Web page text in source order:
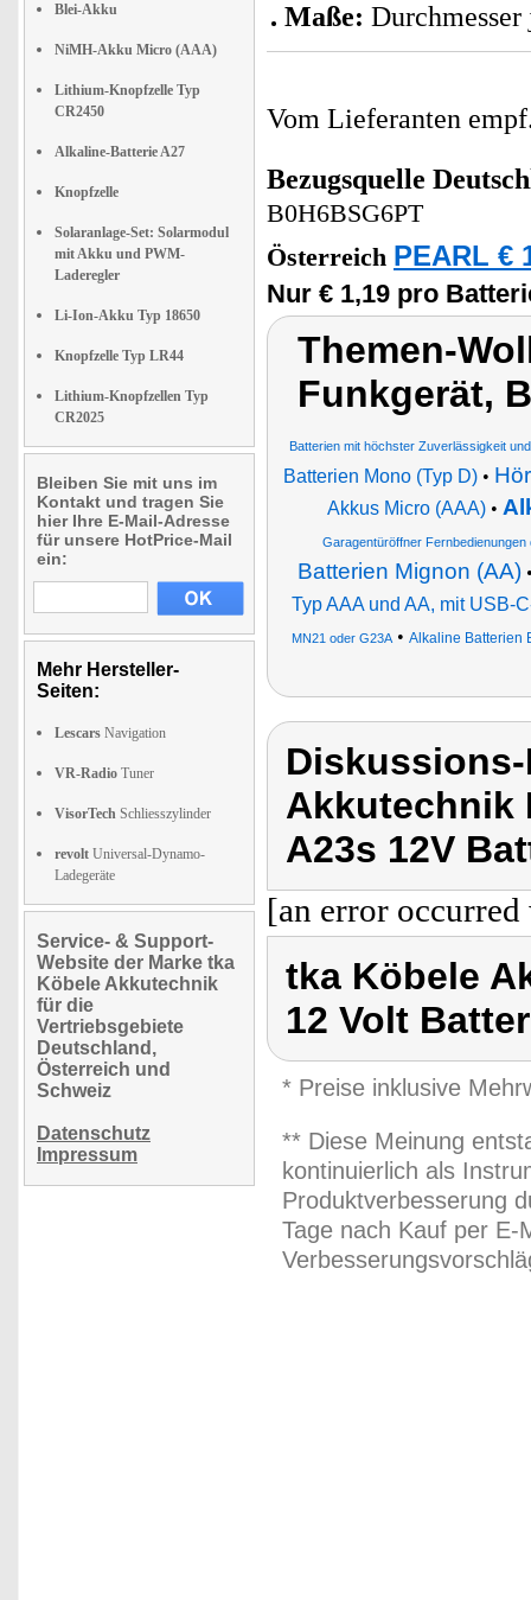
Blei-Akku
NiMH-Akku Micro (AAA)
Lithium-Knopfzelle Typ
CR2450
Alkaline-Batterie A27
Knopfzelle
Solaranlage-Set: Solarmodul
mit Akku und PWM-
Laderegler
Li-Ion-Akku Typ 18650
Knopfzelle Typ LR44
Lithium-Knopfzellen Typ
CR2025
Bleiben Sie mit uns im
Kontakt und tragen Sie
hier Ihre E-Mail-Adresse
für unsere HotPrice-Mail
ein:
Mehr Hersteller-
Seiten:
Lescars Navigation
VR-Radio Tuner
VisorTech Schliesszylinder
revolt Universal-Dynamo-
Ladegeräte
Service- & Support-
Website der Marke tka
Köbele Akkutechnik
für die
Vertriebsgebiete
Deutschland,
Österreich und
Schweiz
Datenschutz
Impressum
Maße:
Vom Lieferanten
Bezugsquelle
B0H6BSG6PT
Österreich PEARL €
Nur € 1,19 pro
Themen-
Funkgerät,
Batterien mit höchster Zuverlässigkeit
Batterien Mono (Typ D)•
Akkus Micro (AAA)•
Garagentüröffner Fernbedienungen
Batterien Mignon (AA)
Typ AAA und AA, mit USB-
MN21 oder G23A • Alkaline Batterien
Akkutechnik
A23s 12V
[an error
tka Köbele
12 Volt
* Preise inklusive
** Diese Meinung
kontinuierlich als
Produktverbesserung
Tage nach Kauf per E-